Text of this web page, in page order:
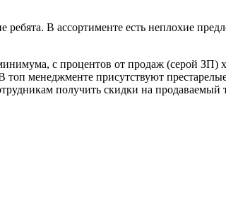
В ассортименте есть неплохие
с процентов от продаж (серой
менеджменте присутствуют
получить скидки на продаваемый